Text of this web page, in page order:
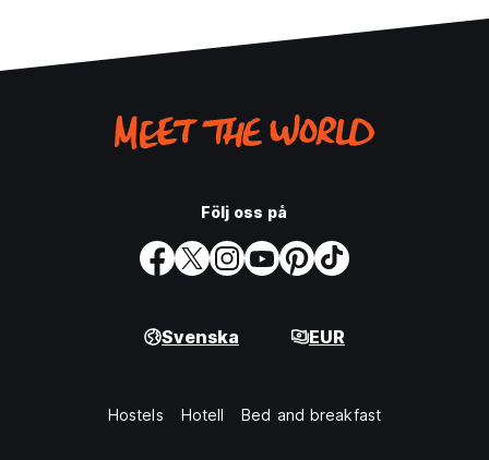
Följ oss på
Svenska EUR
Hostels Hotell Bed and breakfast